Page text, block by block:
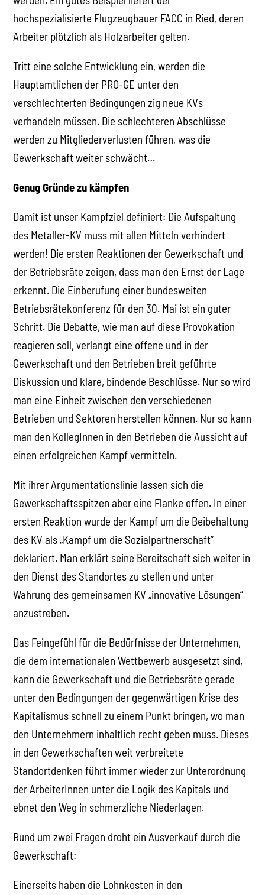
hochspezialisierte Flugzeugbauer FACC in Ried, deren
Arbeiter plötzlich als Holzarbeiter gelten.
Tritt eine solche Entwicklung ein, werden die
Hauptamtlichen der PRO-GE unter den
verschlechterten Bedingungen zig neue KVs
verhandeln müssen. Die schlechteren Abschlüsse
werden zu Mitgliederverlusten führen, was die
Gewerkschaft weiter schwächt…
Genug Gründe zu kämpfen
Damit ist unser Kampfziel definiert: Die Aufspaltung
des Metaller-KV muss mit allen Mitteln verhindert
werden! Die ersten Reaktionen der Gewerkschaft und
der Betriebsräte zeigen, dass man den Ernst der Lage
erkennt. Die Einberufung einer bundesweiten
Betriebsrätekonferenz für den 30. Mai ist ein guter
Schritt. Die Debatte, wie man auf diese Provokation
reagieren soll, verlangt eine offene und in der
Gewerkschaft und den Betrieben breit geführte
Diskussion und klare, bindende Beschlüsse. Nur so wird
man eine Einheit zwischen den verschiedenen
Betrieben und Sektoren herstellen können. Nur so kann
man den KollegInnen in den Betrieben die Aussicht auf
einen erfolgreichen Kampf vermitteln.
Mit ihrer Argumentationslinie lassen sich die
Gewerkschaftsspitzen aber eine Flanke offen. In einer
ersten Reaktion wurde der Kampf um die Beibehaltung
des KV als „Kampf um die Sozialpartnerschaft“
deklariert. Man erklärt seine Bereitschaft sich weiter in
den Dienst des Standortes zu stellen und unter
Wahrung des gemeinsamen KV „innovative Lösungen“
anzustreben.
Das Feingefühl für die Bedürfnisse der Unternehmen,
die dem internationalen Wettbewerb ausgesetzt sind,
kann die Gewerkschaft und die Betriebsräte gerade
unter den Bedingungen der gegenwärtigen Krise des
Kapitalismus schnell zu einem Punkt bringen, wo man
den Unternehmern inhaltlich recht geben muss. Dieses
in den Gewerkschaften weit verbreitete
Standortdenken führt immer wieder zur Unterordnung
der ArbeiterInnen unter die Logik des Kapitals und
ebnet den Weg in schmerzliche Niederlagen.
Rund um zwei Fragen droht ein Ausverkauf durch die
Gewerkschaft:
Einerseits haben die Lohnkosten in den